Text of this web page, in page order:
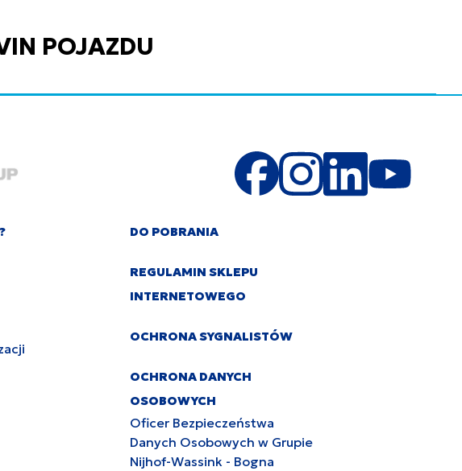
POJAZDU
DO POBRANIA
REGULAMIN SKLEPU
INTERNETOWEGO
OCHRONA SYGNALISTÓW
OCHRONA DANYCH
OSOBOWYCH
Oficer Bezpieczeństwa
Danych Osobowych w Grupie
Nijhof-Wassink - Bogna